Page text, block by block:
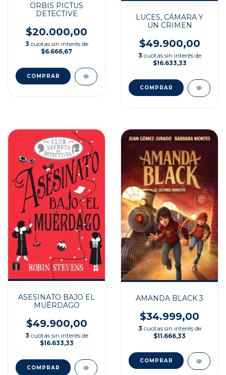
ORBIS PICTUS
DETECTIVE
$20.000,00
3 cuotas sin interés de
$6.666,67
LUCES, CÁMARA Y
UN CRIMEN
$49.900,00
3 cuotas sin interés de
$16.633,33
ASESINATO BAJO EL
MUÉRDAGO
$49.900,00
3 cuotas sin interés de
$16.633,33
AMANDA BLACK 3
$34.999,00
3 cuotas sin interés de
$11.666,33